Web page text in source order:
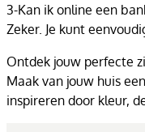
3-Kan ik online een
Zeker. Je kunt
Ontdek jouw perfecte
Maak van jouw huis
inspireren door kleur,